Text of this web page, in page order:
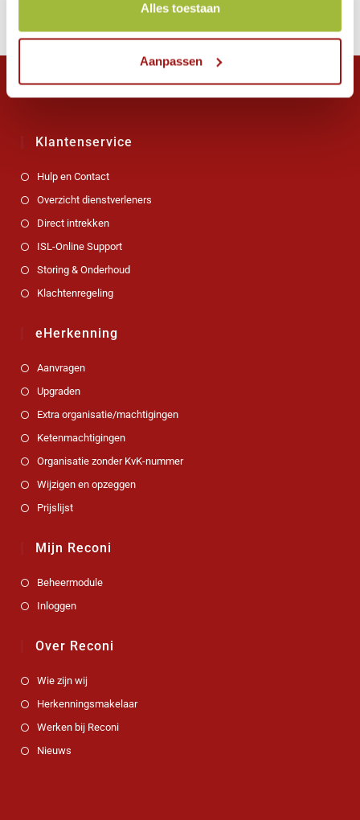
Alles toestaan
Aanpassen
Klantenservice
Hulp en Contact
Overzicht dienstverleners
Direct intrekken
ISL-Online Support
Storing & Onderhoud
Klachtenregeling
eHerkenning
Aanvragen
Upgraden
Extra organisatie/machtigingen
Ketenmachtigingen
Organisatie zonder KvK-nummer
Wijzigen en opzeggen
Prijslijst
Mijn Reconi
Beheermodule
Inloggen
Over Reconi
Wie zijn wij
Herkenningsmakelaar
Werken bij Reconi
Nieuws